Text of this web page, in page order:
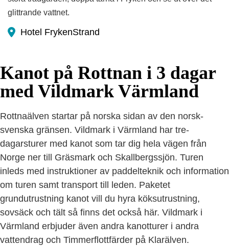
glittrande vattnet.
Hotel FrykenStrand
Kanot på Rottnan i 3 dagar
med Vildmark Värmland
Rottnaälven startar på norska sidan av den norsk-
svenska gränsen. Vildmark i Värmland har tre-
dagarsturer med kanot som tar dig hela vägen från
Norge ner till Gräsmark och Skallbergssjön. Turen
inleds med instruktioner av paddelteknik och information
om turen samt transport till leden. Paketet
grundutrustning kanot vill du hyra köksutrustning,
sovsäck och tält så finns det också här. Vildmark i
Värmland erbjuder även andra kanotturer i andra
vattendrag och Timmerflottfärder på Klarälven.